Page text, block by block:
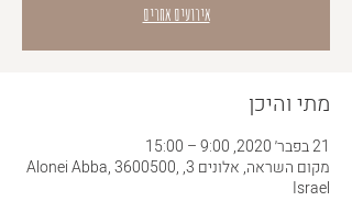
אירועים אחרים
מתי והיכן
21 בפבר׳ 2020, 9:00 – 15:00
מקום השראה, אלונים 3, Alonei Abba, 3600500,
Israel